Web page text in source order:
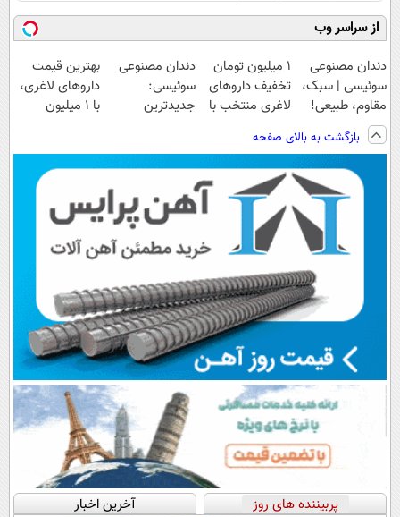
از سراسر وب
دندان مصنوعی
سوئیسی | سبک،
مقاوم، طبیعی!
ویزیت
رایگان+پرداخت
اقساطی😍
۱ میلیون تومان
تخفیف داروهای
لاغری منتخب با
داروخانه نزدیکت
دندان مصنوعی
سوئیسی:
جدیدترین
پرداخت قسطی
بهترین قیمت
داروهای لاغری،
با ۱ میلیون
بازگشت به بالای صفحه
پربیننده های روز آخرین اخبار